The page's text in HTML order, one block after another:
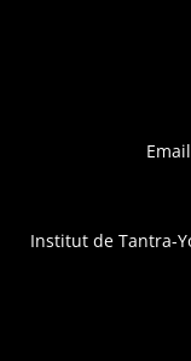
Institut de Tantra-